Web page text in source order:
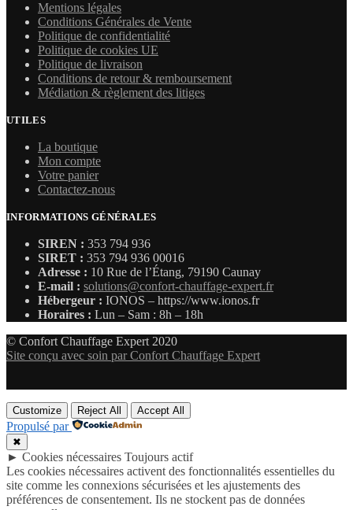
Mentions légales
Conditions Générales de Vente
Politique de confidentialité
Politique de cookies UE
Politique de livraison
Conditions de retour & remboursement
Médiation & règlement des litiges
UTILES
La boutique
Mon compte
Votre panier
Contactez-nous
INFORMATIONS GÉNÉRALES
SIREN : 353 794 936
SIRET : 353 794 936 00016
Adresse : 10 Rue de l’Étang, 79190 Caunay
E-mail : solutions@confort-chauffage-expert.fr
Hébergeur : IONOS – https://www.ionos.fr
Horaires : Lun – Sam : 8h – 18h
© Confort Chauffage Expert 2020
Site conçu avec soin par Confort Chauffage Expert
Customize Reject All Accept All
Propulsé par
✖
► Cookies nécessaires Toujours actif
Les cookies nécessaires activent des fonctionnalités essentielles du
site comme les connexions sécurisées et les ajustements des
préférences de consentement. Ils ne stockent pas de données